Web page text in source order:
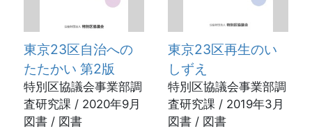
東京23区自治への
たたかい 第2版
特別区協議会事業部調
査研究課 / 2020年9月
図書 / 図書
東京23区再生のい
しずえ
特別区協議会事業部調
査研究課 / 2019年3月
図書 / 図書